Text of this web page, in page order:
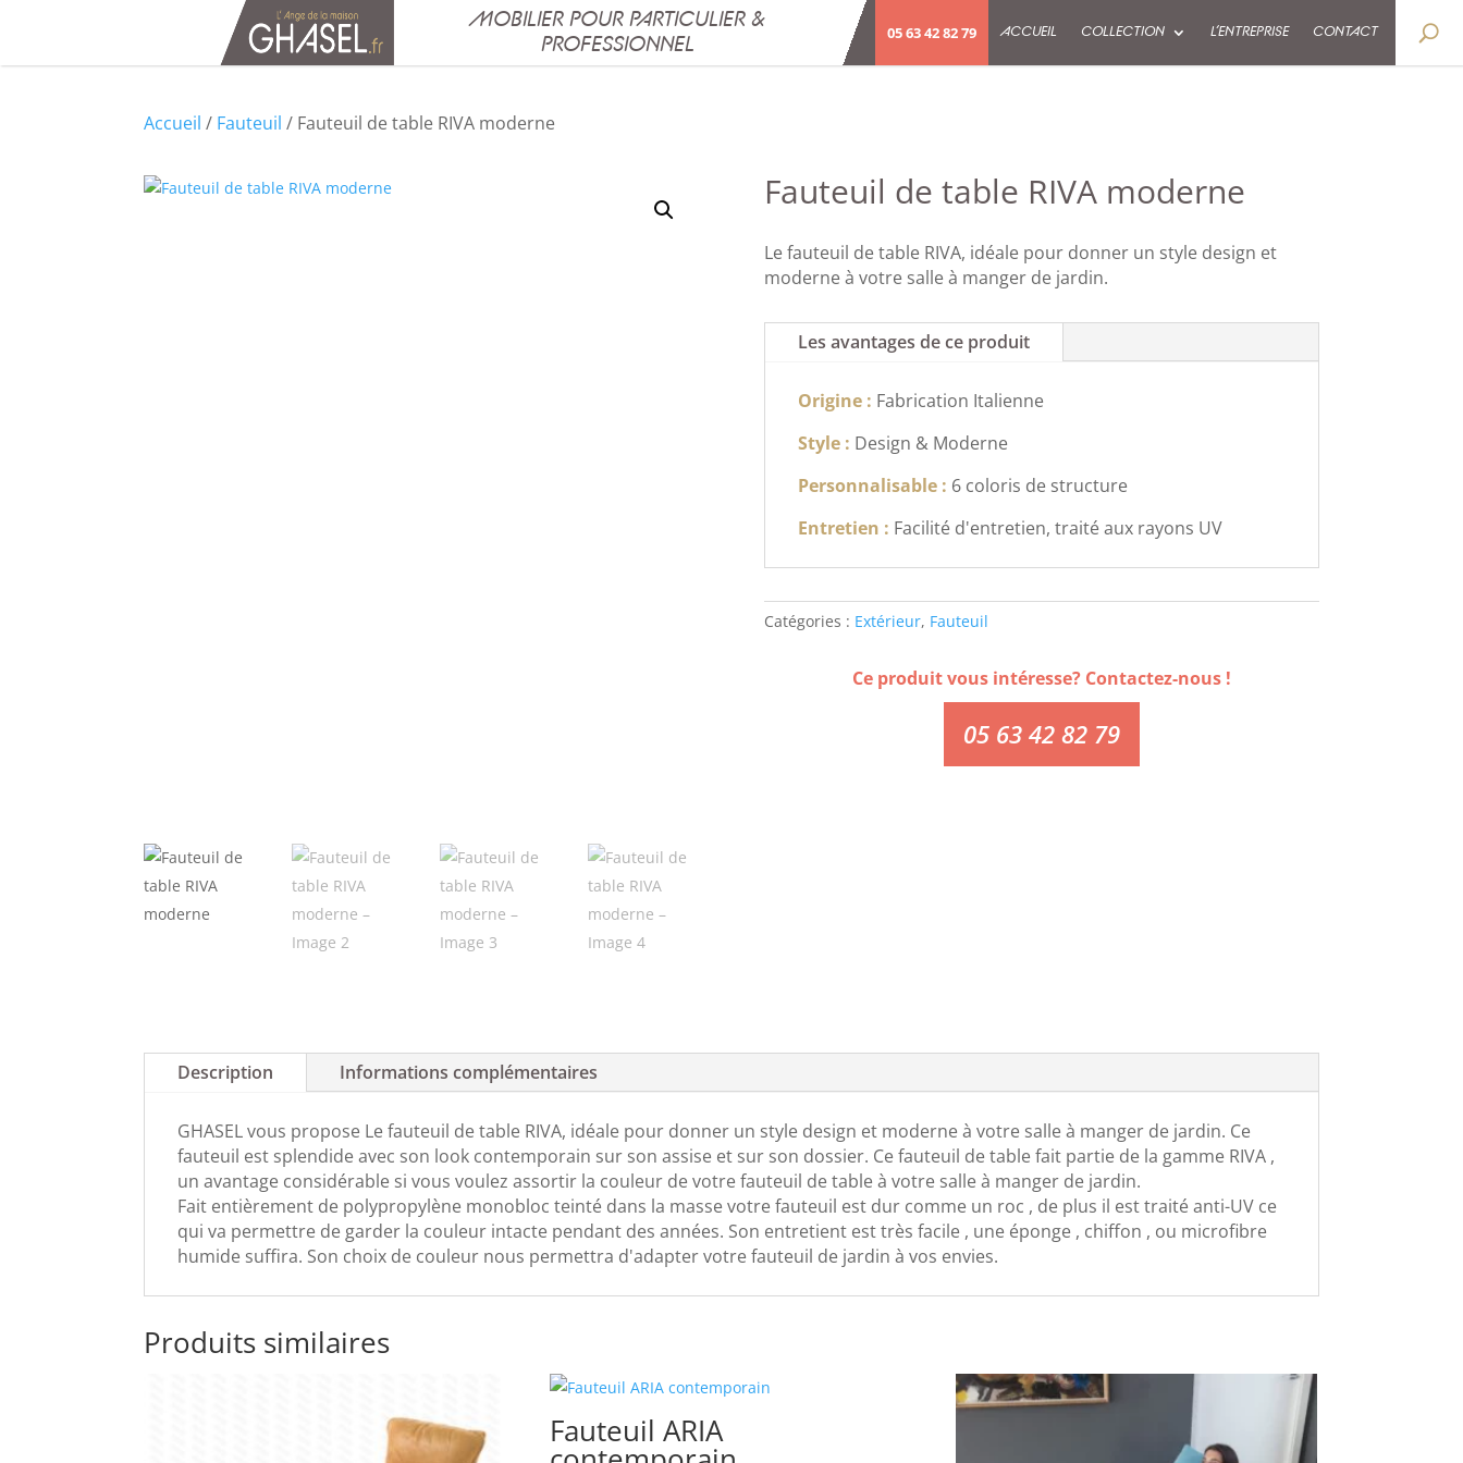
MOBILIER POUR PARTICULIER &
PROFESSIONNEL
05 63 42 82 79 ACCUEIL COLLECTION L’ENTREPRISE CONTACT
Accueil / Fauteuil / Fauteuil de table RIVA moderne
Fauteuil de table RIVA moderne
Le fauteuil de table RIVA, idéale pour donner un style design et
moderne à votre salle à manger de jardin.
Les avantages de ce produit
Origine : Fabrication Italienne
Style : Design & Moderne
Personnalisable : 6 coloris de structure
Entretien : Facilité d'entretien, traité aux rayons UV
Catégories : Extérieur, Fauteuil
Ce produit vous intéresse? Contactez-nous !
05 63 42 82 79
Description Informations complémentaires
GHASEL vous propose Le fauteuil de table RIVA, idéale pour donner un style design et moderne à votre salle à manger de jardin. Ce
fauteuil est splendide avec son look contemporain sur son assise et sur son dossier. Ce fauteuil de table fait partie de la gamme RIVA ,
un avantage considérable si vous voulez assortir la couleur de votre fauteuil de table à votre salle à manger de jardin.
Fait entièrement de polypropylène monobloc teinté dans la masse votre fauteuil est dur comme un roc , de plus il est traité anti-UV ce
qui va permettre de garder la couleur intacte pendant des années. Son entretient est très facile , une éponge , chiffon , ou microfibre
humide suffira. Son choix de couleur nous permettra d'adapter votre fauteuil de jardin à vos envies.
Produits similaires
Fauteuil ARIA